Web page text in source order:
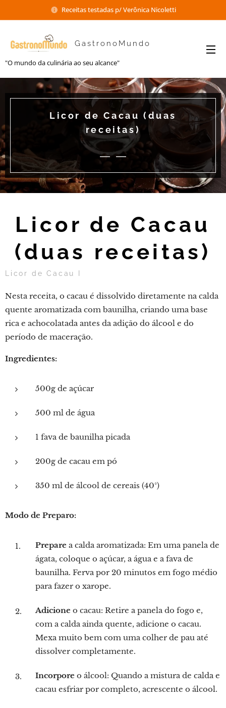
Receitas testadas p/ Verônica Nicoletti
GastronoMundo
"O mundo da culinária ao seu alcance"
Licor de Cacau (duas
receitas)
Licor de Cacau
(duas receitas)
Licor de Cacau I
Nesta receita, o cacau é dissolvido diretamente na calda
quente aromatizada com baunilha, criando uma base
rica e achocolatada antes da adição do álcool e do
período de maceração.
Ingredientes:
500g de açúcar
500 ml de água
1 fava de baunilha picada
200g de cacau em pó
350 ml de álcool de cereais (40°)
Modo de Preparo:
Prepare a calda aromatizada: Em uma panela de
ágata, coloque o açúcar, a água e a fava de
baunilha. Ferva por 20 minutos em fogo médio
para fazer o xarope.
Adicione o cacau: Retire a panela do fogo e,
com a calda ainda quente, adicione o cacau.
Mexa muito bem com uma colher de pau até
dissolver completamente.
Incorpore o álcool: Quando a mistura de calda e
cacau esfriar por completo, acrescente o álcool.